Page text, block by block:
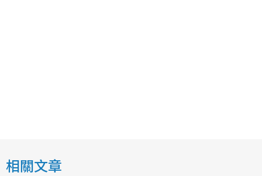
相關文章